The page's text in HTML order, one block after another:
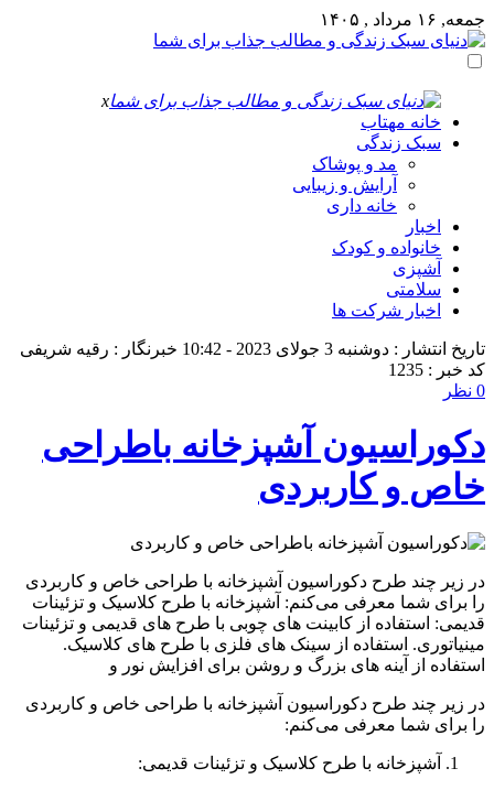
جمعه, ۱۶ مرداد , ۱۴۰۵
x
خانه مهتاب
سبک زندگی
مد و پوشاک
آرایش و زیبایی
خانه داری
اخبار
خانواده و کودک
آشپزی
سلامتی
اخبار شرکت ها
تاریخ انتشار : دوشنبه 3 جولای 2023 - 10:42
خبرنگار : رقیه شریفی
کد خبر : 1235
0 نظر
دکوراسیون آشپزخانه باطراحی
خاص و کاربردی
در زیر چند طرح دکوراسیون آشپزخانه با طراحی خاص و کاربردی
را برای شما معرفی می‌کنم: آشپزخانه با طرح کلاسیک و تزئینات
قدیمی: استفاده از کابینت های چوبی با طرح های قدیمی و تزئینات
مینیاتوری. استفاده از سینک های فلزی با طرح های کلاسیک.
استفاده از آینه های بزرگ و روشن برای افزایش نور و
در زیر چند طرح دکوراسیون آشپزخانه با طراحی خاص و کاربردی
را برای شما معرفی می‌کنم:
آشپزخانه با طرح کلاسیک و تزئینات قدیمی: